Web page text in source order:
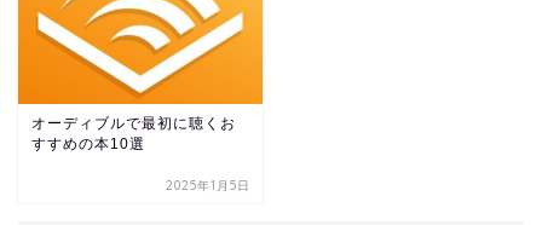
オーディブルで最初に聴くお
すすめの本10選
2025年1月5日